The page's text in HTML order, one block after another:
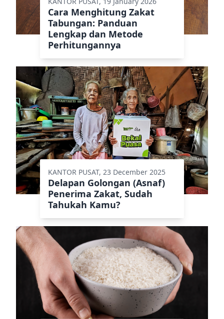
Cara Menghitung Zakat
Tabungan: Panduan
Lengkap dan Metode
Perhitungannya
KANTOR PUSAT, 23 December 2025
Delapan Golongan (Asnaf)
Penerima Zakat, Sudah
Tahukah Kamu?